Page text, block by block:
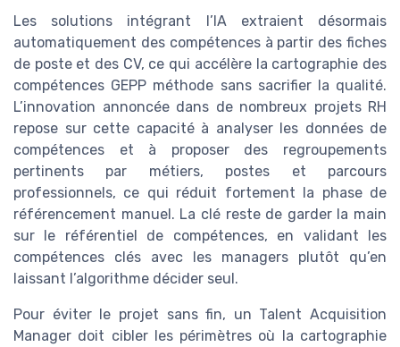
Les solutions intégrant l’IA extraient désormais
automatiquement des compétences à partir des fiches
de poste et des CV, ce qui accélère la cartographie des
compétences GEPP méthode sans sacrifier la qualité.
L’innovation annoncée dans de nombreux projets RH
repose sur cette capacité à analyser les données de
compétences et à proposer des regroupements
pertinents par métiers, postes et parcours
professionnels, ce qui réduit fortement la phase de
référencement manuel. La clé reste de garder la main
sur le référentiel de compétences, en validant les
compétences clés avec les managers plutôt qu’en
laissant l’algorithme décider seul.
Pour éviter le projet sans fin, un Talent Acquisition
Manager doit cibler les périmètres où la cartographie